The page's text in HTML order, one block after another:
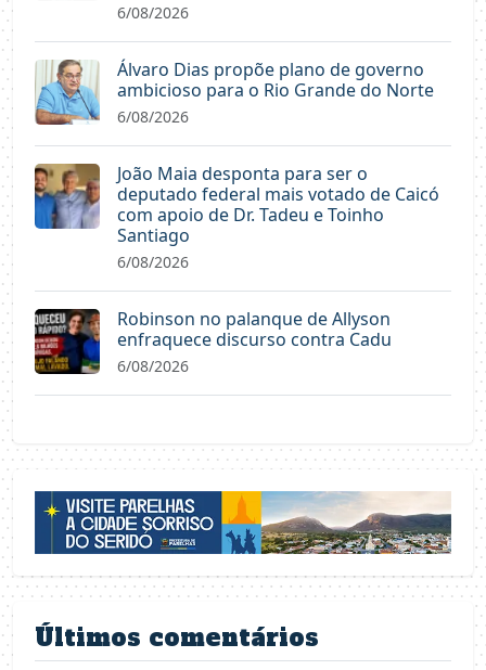
6/08/2026
Álvaro Dias propõe plano de governo
ambicioso para o Rio Grande do Norte
6/08/2026
João Maia desponta para ser o
deputado federal mais votado de Caicó
com apoio de Dr. Tadeu e Toinho
Santiago
6/08/2026
Robinson no palanque de Allyson
enfraquece discurso contra Cadu
6/08/2026
Últimos comentários